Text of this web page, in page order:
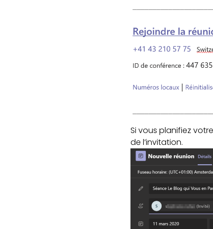
Si vous planifiez
de l’invitation.